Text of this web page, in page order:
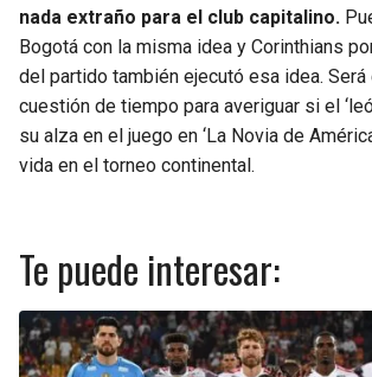
nada extraño para el club capitalino.
Bogotá con la misma idea y Corinthians
del partido también ejecutó esa idea. Será
cuestión de tiempo para averiguar si el
su alza en el juego en ‘La Novia de
vida en el torneo continental.
Te puede interesar: